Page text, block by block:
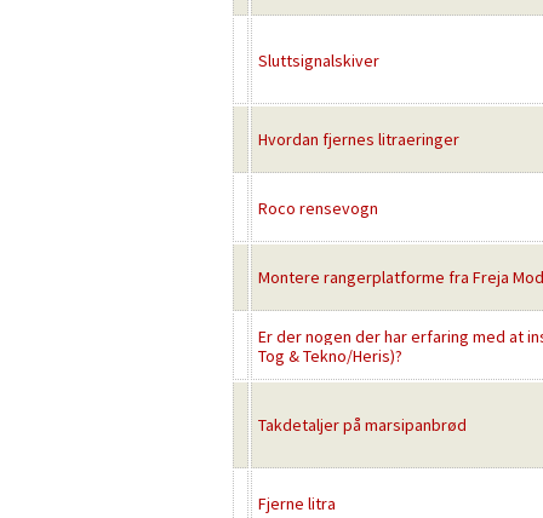
Sluttsignalskiver
Hvordan fjernes litraeringer
Roco rensevogn
Montere rangerplatforme fra Freja
Er der nogen der har erfaring med at
Tog & Tekno/Heris)?
Takdetaljer på marsipanbrød
Fjerne litra